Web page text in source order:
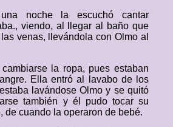
noche la escuchó cantar
viendo, al llegar al baño que
venas, llevándola con Olmo al
la ropa, pues estaban
Ella entró al lavabo de los
lavándose Olmo y se quitó
también y él pudo tocar su
de cuando la operaron de bebé.